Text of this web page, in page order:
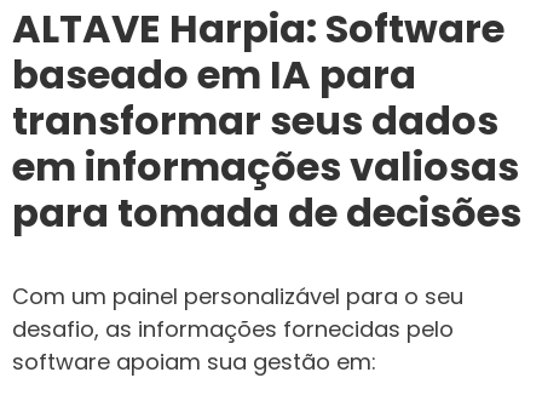
ALTAVE Harpia: Software
baseado em IA para
transformar seus dados
em informações valiosas
para tomada de decisões
Com um painel personalizável para o seu
desafio, as informações fornecidas pelo
software apoiam sua gestão em: